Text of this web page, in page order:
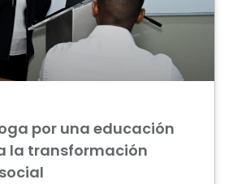
por una educación
la transformación